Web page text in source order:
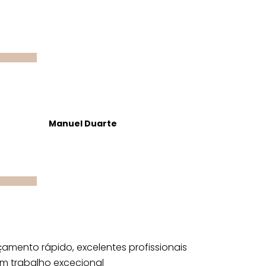
Manuel Duarte
rápido, excelentes profissionais
trabalho excecional